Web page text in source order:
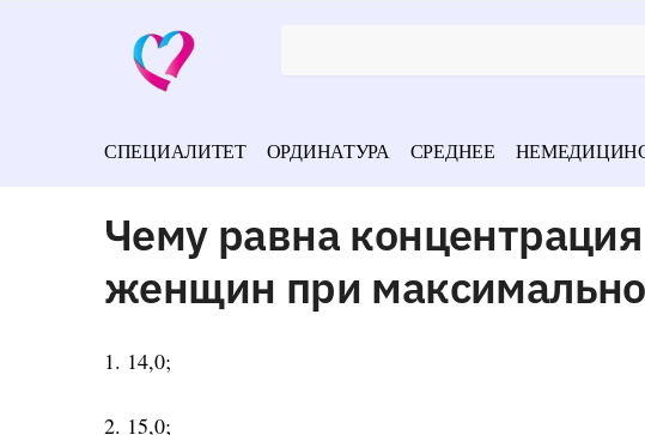
СПЕЦИАЛИТЕТ ОРДИНАТУРА СРЕДНЕЕ
Чему равна
женщин при
1. 14,0;
2. 15,0;